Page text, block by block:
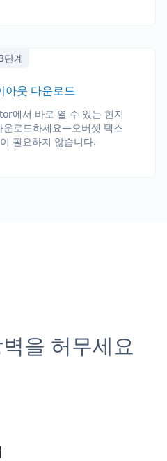
단계
아웃 다운로드
에서 바로 열 수 있는 현지
로드하세요—오버셋 텍스
필요하지 않습니다.
을 허무세요